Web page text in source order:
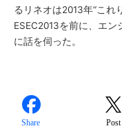
るリネオは2013年“これ
ESEC2013を前に、エ
に話を伺った。
Share Post